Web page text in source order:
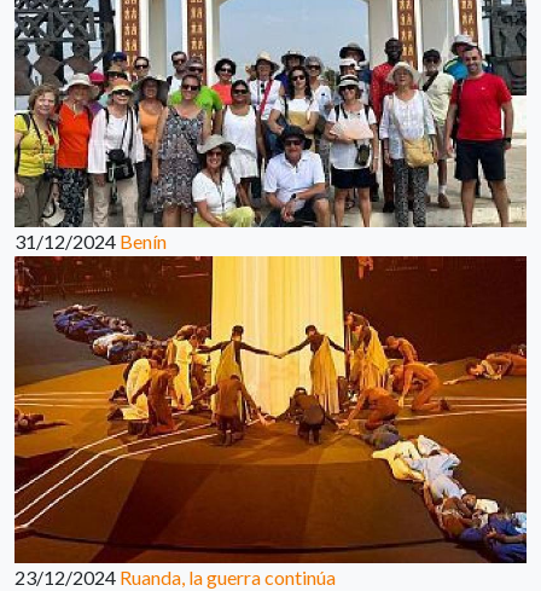
31/12/2024 Benín
23/12/2024 Ruanda, la guerra continúa